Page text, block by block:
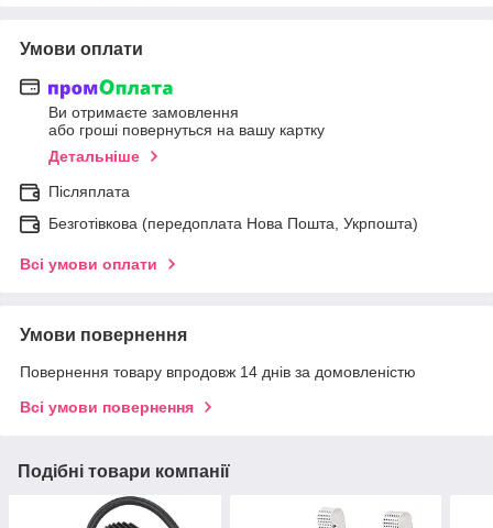
Умови оплати
Ви отримаєте замовлення
або гроші повернуться на вашу картку
Детальніше
Післяплата
Безготівкова (передоплата Нова Пошта, Укрпошта)
Всі умови оплати
Умови повернення
Повернення товару впродовж 14 днів за домовленістю
Всі умови повернення
Подібні товари компанії